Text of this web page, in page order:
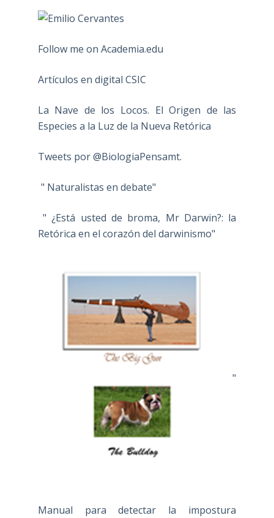
Follow me on Academia.edu
Artículos en digital CSIC
La Nave de los Locos. El Origen de las
Especies a la Luz de la Nueva Retórica
Tweets por @BiologiaPensamt.
" Naturalistas en debate"
" ¿Está usted de broma, Mr Darwin?: la
Retórica en el corazón del darwinismo"
"
Manual para detectar la impostura